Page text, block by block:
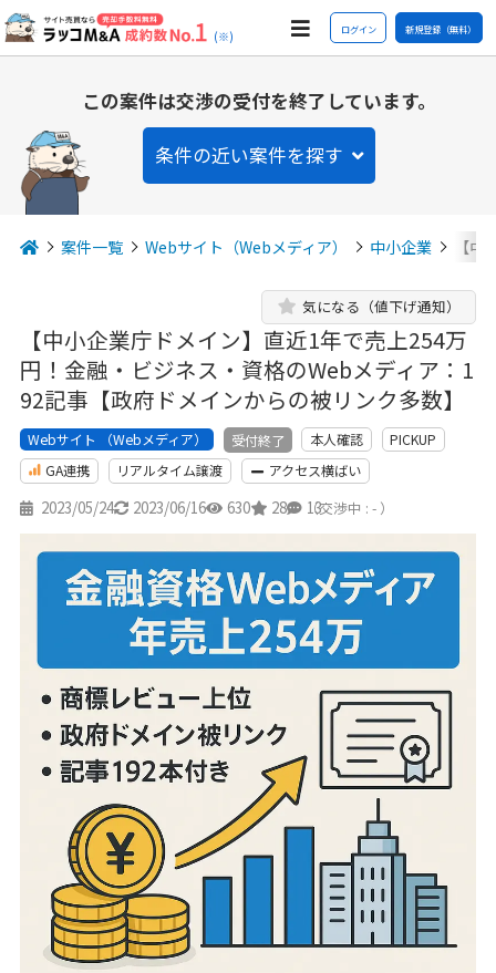
(※) ログイン 新規登録（無料）
この案件は交渉の受付を終了しています。
条件の近い案件を探す
案件一覧 Webサイト（Webメディア） 中小企業 【
【中小企業庁ドメイン】直近1年で売上254万
円！金融・ビジネス・資格のWebメディア：1
92記事【政府ドメインからの被リンク多数】
気になる（値下げ通知）
Webサイト （Webメディア） 受付終了 本人確認
PICKUP
GA連携
リアルタイム譲渡 アクセス横ばい
2023/05/24 2023/06/16 630 28 13
（交渉中 : - ）